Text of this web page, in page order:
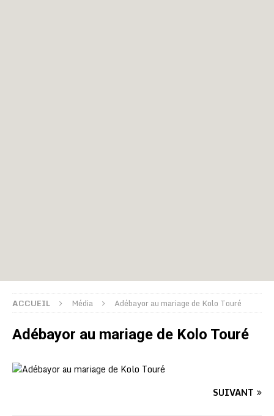
ACCUEIL Média Adébayor au mariage de Kolo Touré
Adébayor au mariage de Kolo Touré
SUIVANT